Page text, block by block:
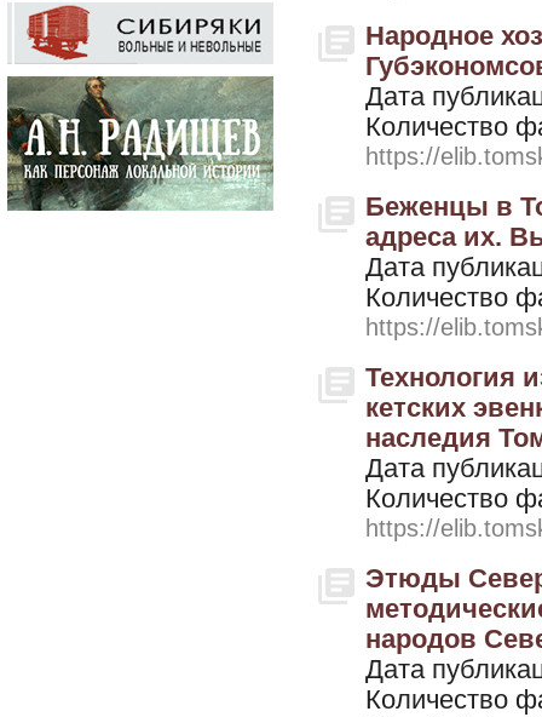
Народное
Дата
Количество
https://
Беженцы в
адреса их.
Дата
Количество
https://
Технология
кетских
наследия
Дата
Количество
https://
Этюды
народов
Дата
Количество